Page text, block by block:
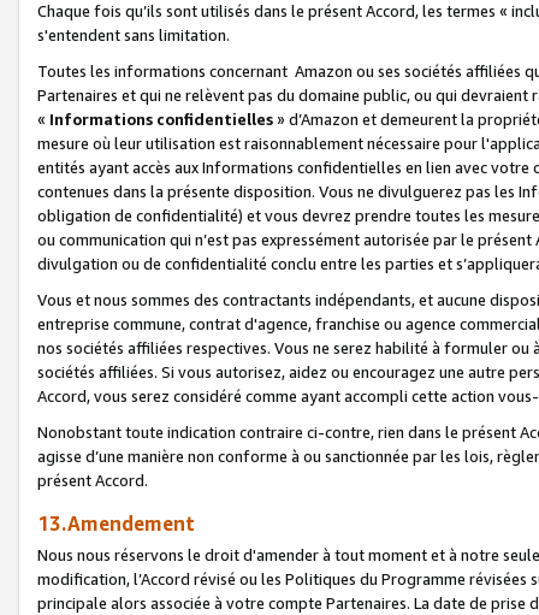
Chaque fois qu’ils sont utilisés dans le présent Accord, les termes «
s'entendent sans limitation.
Toutes les informations concernant Amazon ou ses sociétés affiliées
Partenaires et qui ne relèvent pas du domaine public, ou qui
« Informations confidentielles» d’Amazon et demeurent la
mesure où leur utilisation est raisonnablement nécessaire pour
entités ayant accès aux Informations confidentielles en lien avec
contenues dans la présente disposition. Vous ne divulguerez pas les
obligation de confidentialité) et vous devrez prendre toutes les
ou communication qui n’est pas expressément autorisée par le
divulgation ou de confidentialité conclu entre les parties et
Vous et nous sommes des contractants indépendants, et aucune
entreprise commune, contrat d'agence, franchise ou agence
nos sociétés affiliées respectives. Vous ne serez habilité à formuler
sociétés affiliées. Si vous autorisez, aidez ou encouragez une autre
Accord, vous serez considéré comme ayant accompli cette action
Nonobstant toute indication contraire ci-contre, rien dans le présent
agisse d’une manière non conforme à ou sanctionnée par les lois,
présent Accord.
13.Amendement
Nous nous réservons le droit d'amender à tout moment et à notre
modification, l’Accord révisé ou les Politiques du Programme
principale alors associée à votre compte Partenaires. La date de